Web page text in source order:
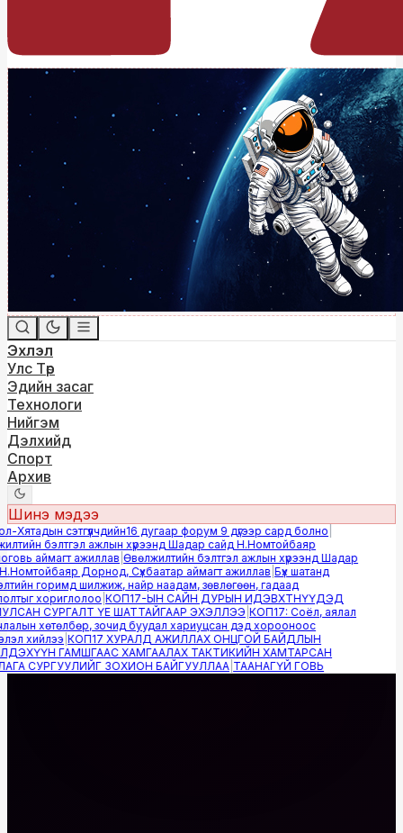
Эхлэл
Улс Төр
Эдийн засаг
Технологи
Нийгэм
Дэлхийд
Спорт
Архив
Шинэ мэдээ
сэтгүүлчдийн16 дугаар форум 9 дүгээр сард болно|
бэлтгэл ажлын хүрээнд Шадар сайд Н.Номтойбаяр
аймагт ажиллав|Өвөлжилтийн бэлтгэл ажлын хүрээнд Шадар
Дорнод, Сүхбаатар аймагт ажиллав|Бүх шатанд
горимд шилжиж, найр наадам, зөвлөгөөн, гадаад
хориглолоо|КОП17-ЫН САЙН ДУРЫН ИДЭВХТНҮҮДЭД
СУРГАЛТ ҮЕ ШАТТАЙГААР ЭХЭЛЛЭЭ|КОП17: Соёл, аялал
хөтөлбөр, зочид буудал хариуцсан дэд хорооноос
хийлээ|КОП17 ХУРАЛД АЖИЛЛАХ ОНЦГОЙ БАЙДЛЫН
ГАМШГААС ХАМГААЛАХ ТАКТИКИЙН ХАМТАРСАН
СУРГУУЛИЙГ ЗОХИОН БАЙГУУЛЛАА|ТААНАГҮЙ ГОВЬ